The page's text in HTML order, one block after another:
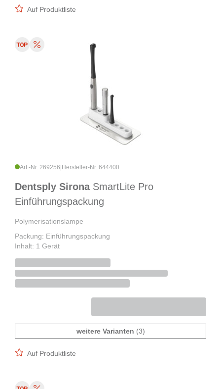
Auf Produktliste
Art.-Nr. 269256 Hersteller-Nr. 644400
Dentsply Sirona SmartLite Pro
Einführungspackung
Polymerisationslampe
Packung: Einführungspackung
Inhalt: 1 Gerät
weitere Varianten (3)
Auf Produktliste